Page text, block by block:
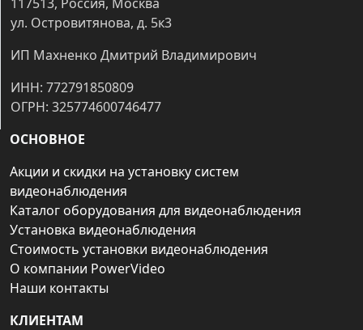
ул. Островитянова, д. 5к3
ИП Махненко Дмитрий Владимирович
ИНН: 772791850809
ОГРН: 325774600746477
ОСНОВНОЕ
Акции и скидки на установку систем
видеонаблюдения
Каталог оборудования для видеонаблюдения
Установка видеонаблюдения
Стоимость установки видеонаблюдения
О компании PowerVideo
Наши контакты
КЛИЕНТАМ